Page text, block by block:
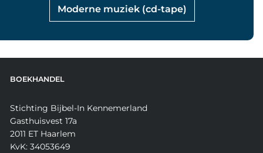
Moderne muziek (cd-tape)
BOEKHANDEL
Stichting Bijbel-In Kennemerland
Gasthuisvest 17a
2011 ET Haarlem
KvK: 34053649